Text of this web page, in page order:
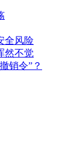
全风险
然不觉
销令”？